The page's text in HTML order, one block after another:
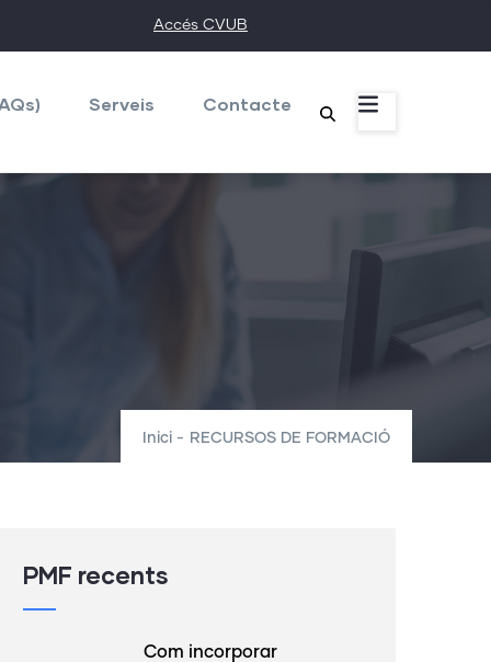
Accés CVUB
Serveis Contacte
Inici - RECURSOS DE FORMACIÓ
PMF recents
Com incorporar